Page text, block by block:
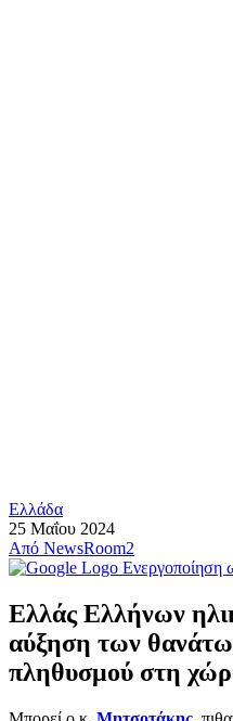
Ελλάδα
25 Μαΐου 2024
Από NewsRoom2
Ενεργοποίηση
Ελλάς Ελλήνων
αύξηση των
πληθυσμού στη